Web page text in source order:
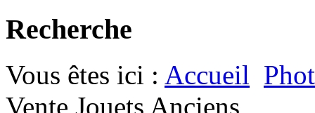
Recherche
Vous êtes ici : Accueil
Vente Jouets Anciens